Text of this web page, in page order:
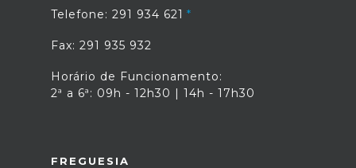
Telefone: 291 934 621
Fax: 291 935 932
Horário de Funcionamento:
2ª a 6ª: 09h - 12h30 | 14h - 17h30
FREGUESIA